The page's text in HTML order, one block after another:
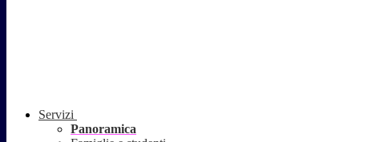
Servizi
Panoramica